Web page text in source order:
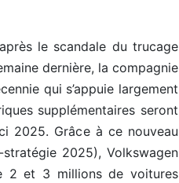
le scandale du trucage
dernière, la compagnie
qui s’appuie largement
supplémentaires seront
2025. Grâce à ce nouveau
2025), Volkswagen
2 et 3 millions de voitures